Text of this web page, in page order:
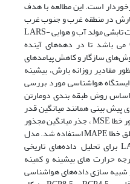
است. این مطالعه با هدف
بارش در منطقه غرب و جنوب غرب
ایران با استفاده از سناریوهای واداشت تابشی مولد آب و هوایی LARS-
WG و نمایش نتایج در محیط GIS می باشد تا در دهه‌های آینده
سازگار و کاهش پیامدهای
مقادیر روزانه بارش، بیشینه
کمینه دما و ساعات آفتابی 34 ایستگاه هواشناسی مورد بررسی
اساس روش طبقه بندی دومارتن
پیش بینی همانند میانگین قدر
مطلق انحرافات MAD ، میانگین مجذور خطا MSE ، جذر میانگین مجذور
خطا RMSE و درصد میانگین قدر مطلق خطا MAPE استفاده شد. مدل
ریز مقیاس نمایی آماری LARS-WG برای تحلیل داده‌های تاریخی
حرارت های بیشینه و کمینه
شبیه سازی داده‌های هواشناسی